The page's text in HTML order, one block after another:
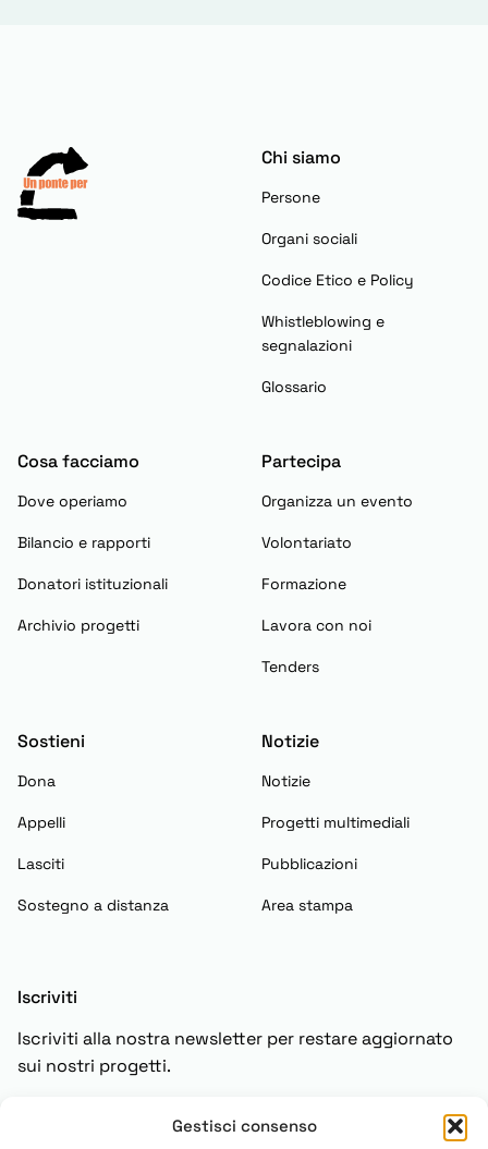
Gestisci consenso
Chi siamo
Persone
Organi sociali
Codice Etico e Policy
Whistleblowing e
segnalazioni
Glossario
Cosa facciamo
Dove operiamo
Bilancio e rapporti
Donatori istituzionali
Archivio progetti
Partecipa
Organizza un evento
Volontariato
Formazione
Lavora con noi
Tenders
Sostieni
Dona
Appelli
Lasciti
Sostegno a distanza
Notizie
Notizie
Progetti multimediali
Pubblicazioni
Area stampa
Iscriviti
Iscriviti alla nostra newsletter per restare aggiornato
sui nostri progetti.